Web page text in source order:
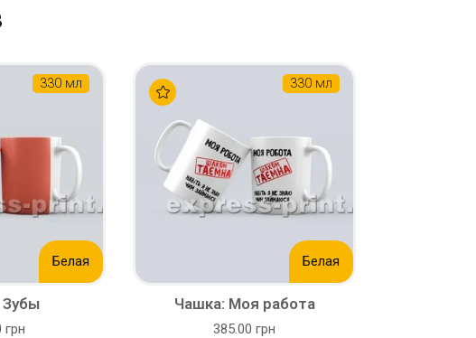
330 мл
Белая
Зубы
грн
330 мл
Белая
Чашка: Моя работа
385.00 грн